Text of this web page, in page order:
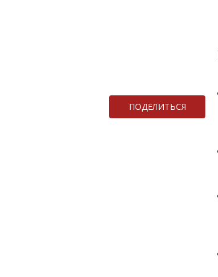
ПОДЕЛИТЬСЯ